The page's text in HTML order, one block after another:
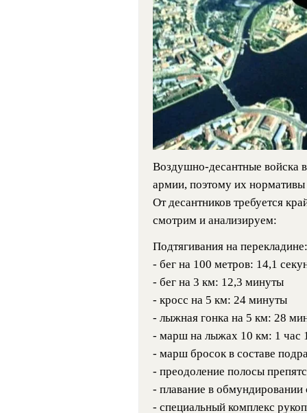
Воздушно-десантные войска
армии, поэтому их
От десантников требуется
смотрим и анализируем:
Подтягивания на
- бег на 100 метров: 14,1
- бег на 3 км: 12,3 минуты
- кросс на 5 км: 24 минуты
- лыжная гонка на 5 км: 28
- марш на лыжах 10 км: 1 час
- марш бросок в составе
- преодоление полосы
- плавание в
- специальный комплекс